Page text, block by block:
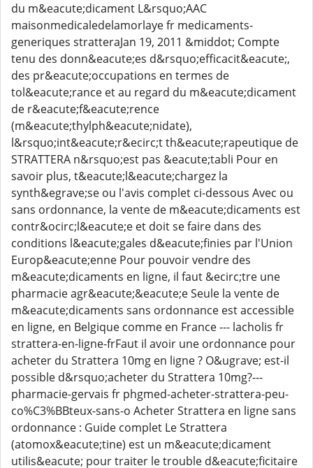
du m&eacute;dicament L&rsquo;AAC
maisonmedicaledelamorlaye fr medicaments-
generiques stratteraJan 19, 2011 &middot; Compte
tenu des donn&eacute;es d&rsquo;efficacit&eacute;,
des pr&eacute;occupations en termes de
tol&eacute;rance et au regard du m&eacute;dicament
de r&eacute;f&eacute;rence
(m&eacute;thylph&eacute;nidate),
l&rsquo;int&eacute;r&ecirc;t th&eacute;rapeutique de
STRATTERA n&rsquo;est pas &eacute;tabli Pour en
savoir plus, t&eacute;l&eacute;chargez la
synth&egrave;se ou l'avis complet ci-dessous Avec ou
sans ordonnance, la vente de m&eacute;dicaments est
contr&ocirc;l&eacute;e et doit se faire dans des
conditions l&eacute;gales d&eacute;finies par l'Union
Europ&eacute;enne Pour pouvoir vendre des
m&eacute;dicaments en ligne, il faut &ecirc;tre une
pharmacie agr&eacute;&eacute;e Seule la vente de
m&eacute;dicaments sans ordonnance est accessible
en ligne, en Belgique comme en France --- lacholis fr
strattera-en-ligne-frFaut il avoir une ordonnance pour
acheter du Strattera 10mg en ligne ? O&ugrave; est-il
possible d&rsquo;acheter du Strattera 10mg?---
pharmacie-gervais fr phgmed-acheter-strattera-peu-
co%C3%BBteux-sans-o Acheter Strattera en ligne sans
ordonnance : Guide complet Le Strattera
(atomox&eacute;tine) est un m&eacute;dicament
utilis&eacute; pour traiter le trouble d&eacute;ficitaire